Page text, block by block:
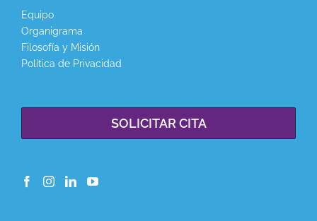
Equipo
Organigrama
Filosofía y Misión
Política de Privacidad
SOLICITAR CITA